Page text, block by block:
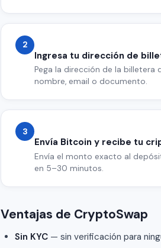
2
Ingresa tu dirección de
Pega la dirección de la
nombre, email o documento.
3
Envía Bitcoin y recibe tu
Envía el monto exacto al
en 5–30 minutos.
Ventajas de CryptoSwap
Sin KYC — sin verificación para